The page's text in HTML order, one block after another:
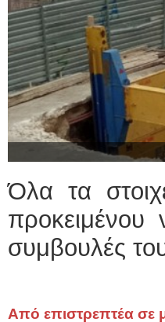
Όλα τα
προκειμένου
συμβουλές
Από επιστρεπτέα σε